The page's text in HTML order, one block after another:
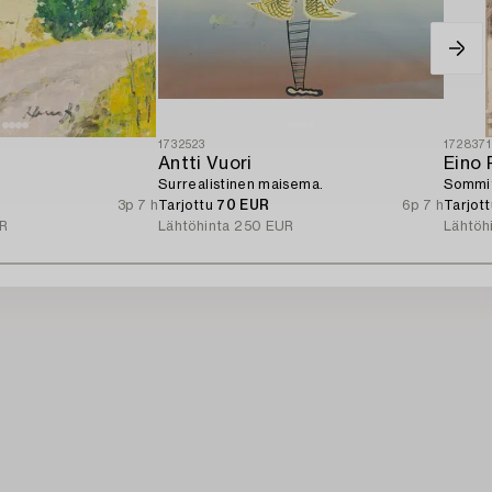
3p 7 h
1732523
Antti Vuori
Surrealistinen maisema.
Tarjottu 70 EUR
6p 7 h
Lähtöhinta 250 EUR
1728371
Eino